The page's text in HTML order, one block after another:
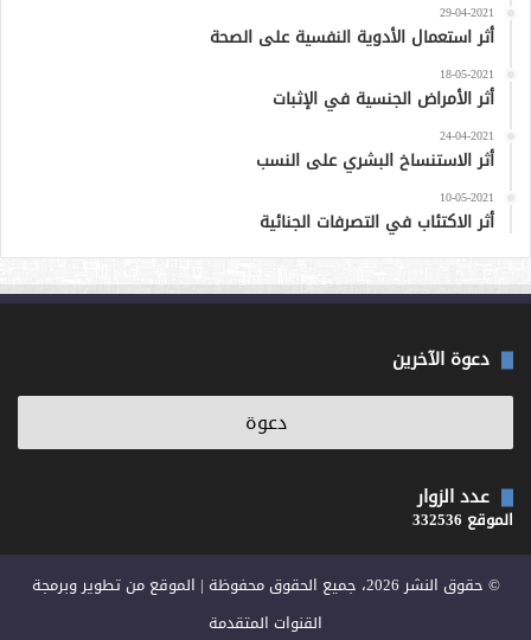
29-04-2021
أثر استعمال الأدوية النفسية على الصحة
18-05-2021
أثر الأمراض الجنسية في الإثبات
24-04-2021
أثر الاستنساخ البشري على النسب
10-05-2021
أثر الاكتئاب في التصرفات الجنائية
دعوة الآخرين
عدد الزوار
الموقع 332536
© حقوق النشر 2026، جميع الحقوق محفوظة | الموقع من تطوير وبرمجة
القنوات المتقدمة